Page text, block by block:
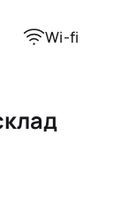
Wi-fi